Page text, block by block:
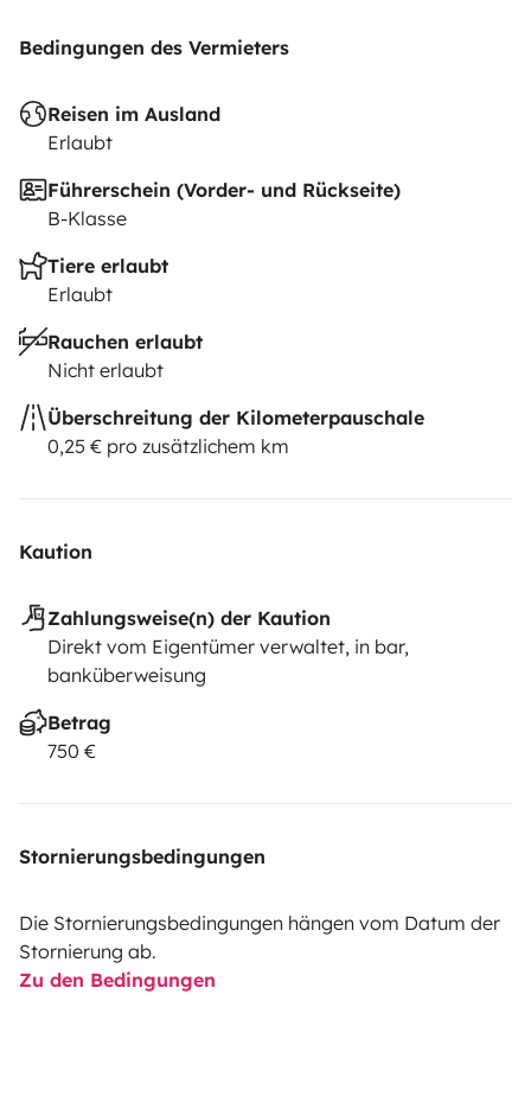
Bedingungen des Vermieters
Reisen im Ausland
Erlaubt
Führerschein (Vorder- und Rückseite)
B-Klasse
Tiere erlaubt
Erlaubt
Rauchen erlaubt
Nicht erlaubt
Überschreitung der Kilometerpauschale
0,25 € pro zusätzlichem km
Kaution
Zahlungsweise(n) der Kaution
Direkt vom Eigentümer verwaltet, in bar,
banküberweisung
Betrag
750 €
Stornierungsbedingungen
Die Stornierungsbedingungen hängen vom Datum der
Stornierung ab.
Zu den Bedingungen